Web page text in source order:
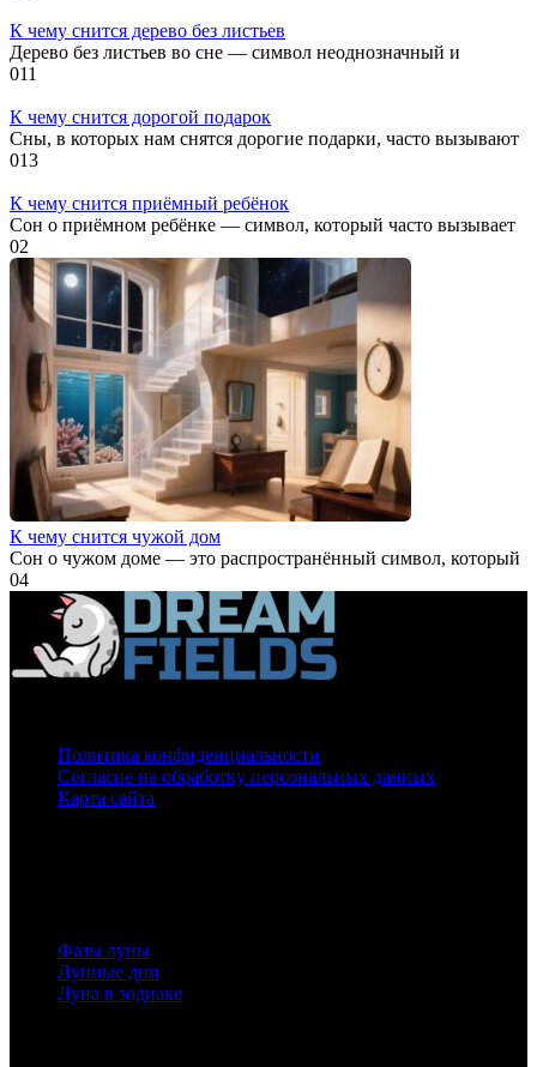
К чему снится дерево без листьев
Дерево без листьев во сне — символ неоднозначный и
011
К чему снится дорогой подарок
Сны, в которых нам снятся дорогие подарки, часто вызывают
013
К чему снится приёмный ребёнок
Сон о приёмном ребёнке — символ, который часто вызывает
02
К чему снится чужой дом
Сон о чужом доме — это распространённый символ, который
04
Политика конфиденциальности
Согласие на обработку персональных данных
Карта сайта
Фазы луны
Лунные дни
Луна в зодиаке